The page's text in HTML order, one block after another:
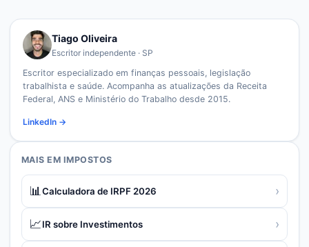
Tiago Oliveira
Escritor independente · SP
Escritor especializado em finanças pessoais, legislação
trabalhista e saúde. Acompanha as atualizações da Receita
Federal, ANS e Ministério do Trabalho desde 2015.
LinkedIn →
MAIS EM IMPOSTOS
📊 Calculadora de IRPF 2026 ›
📈IR sobre Investimentos ›